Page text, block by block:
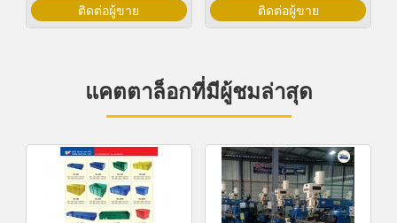
ติดต่อผู้ขาย ติดต่อผู้ขาย
แคตตาล็อกที่มีผู้ชมล่าสุด